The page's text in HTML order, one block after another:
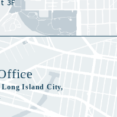
Long Island City,